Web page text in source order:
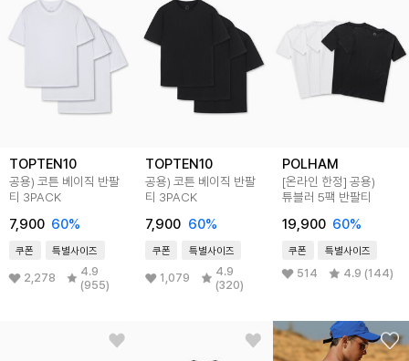
TOPTEN10
공용) 코튼 베이직 반팔
티 3PACK
7,900 60%
쿠폰 특별사이즈
2,278
4.9
(955)
TOPTEN10
공용) 코튼 베이직 반팔
티 3PACK
7,900 60%
쿠폰 특별사이즈
1,079
4.9
(320)
POLHAM
[온라인 한정] 공용)
튜블러 5팩 반팔티
19,900 60%
쿠폰 특별사이즈
514 4.9 (144)